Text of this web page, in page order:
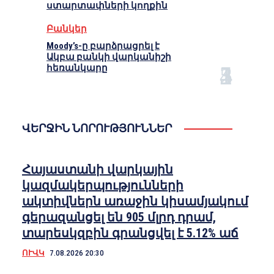
ստարտափների կողքին
Բանկեր
Moody’s-ը բարձրացրել է
Ակբա բանկի վարկանիշի
հեռանկարը
ՎԵՐՋԻՆ ՆՈՐՈՒԹՅՈՒՆՆԵՐ
Հայաստանի վարկային
կազմակերպությունների
ակտիվներն առաջին կիսամյակում
գերազանցել են 905 մլրդ դրամ,
տարեսկզբին գրանցվել է 5.12% աճ
ՈՒՎԿ 7.08.2026 20:30